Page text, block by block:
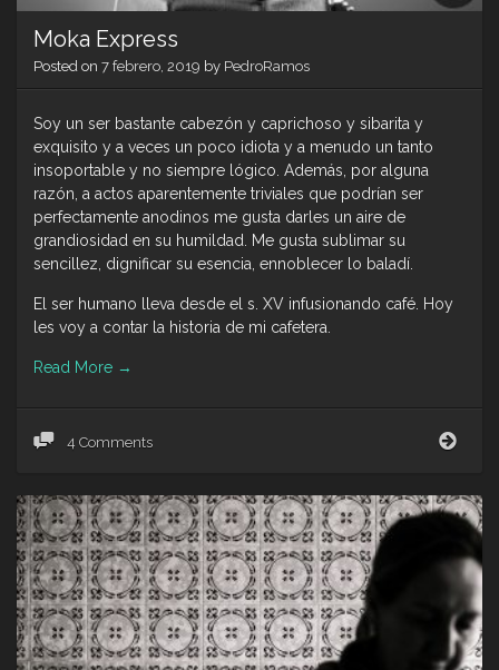
Moka Express
Posted on 7 febrero, 2019 by PedroRamos
Soy un ser bastante cabezón y caprichoso y sibarita y
exquisito y a veces un poco idiota y a menudo un tanto
insoportable y no siempre lógico. Además, por alguna
razón, a actos aparentemente triviales que podrían ser
perfectamente anodinos me gusta darles un aire de
grandiosidad en su humildad. Me gusta sublimar su
sencillez, dignificar su esencia, ennoblecer lo baladí.
El ser humano lleva desde el s. XV infusionando café. Hoy
les voy a contar la historia de mi cafetera.
Read More →
4 Comments